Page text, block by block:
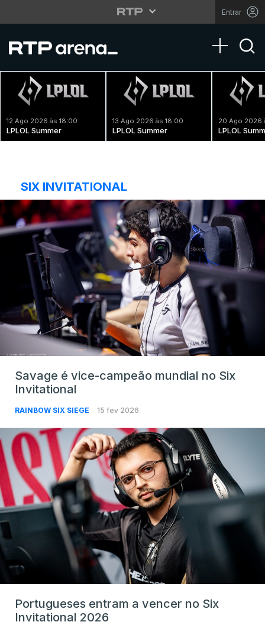
Entrar
Toggle
12 Ago 2026 às 18:00
LPLOL Summer
13 Ago 2026 às 18:00
LPLOL Summer
20 Ago 2026
LPLOL
SIX INVITATIONAL
Savage é vice-campeão mundial no Six
Invitational
RAINBOW SIX SIEGE 15 fev 2026
Portugueses entram a vencer no Six
Invitational 2026